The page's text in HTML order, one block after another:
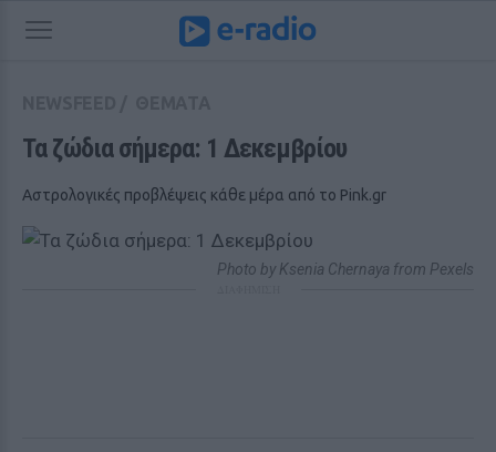
Τα ζώδια σήμερα: 1 Δεκεμβρίου
Αστρολογικές προβλέψεις κάθε μέρα από το Pink.gr
Photo by Ksenia Chernaya from Pexels